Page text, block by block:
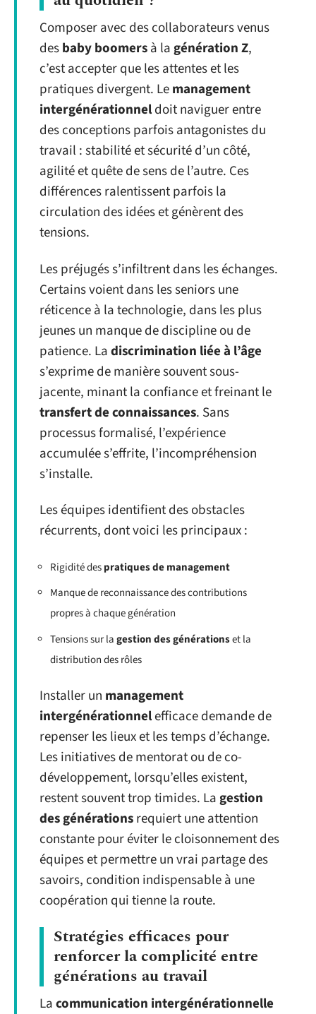
Composer avec des collaborateurs venus
desbaby boomersà lagénération Z,
c’est accepter que les attentes et les
pratiques divergent. Lemanagement
intergénérationneldoit naviguer entre
des conceptions parfois antagonistes du
travail : stabilité et sécurité d’un côté,
agilité et quête de sens de l’autre. Ces
différences ralentissent parfois la
circulation des idées et génèrent des
tensions.
Les préjugés s’infiltrent dans les échanges.
Certains voient dans les seniors une
réticence à la technologie, dans les plus
jeunes un manque de discipline ou de
patience. Ladiscrimination liée à l’âge
s’exprime de manière souvent sous-
jacente, minant la confiance et freinant le
transfert de connaissances. Sans
processus formalisé, l’expérience
accumulée s’effrite, l’incompréhension
s’installe.
Les équipes identifient des obstacles
récurrents, dont voici les principaux :
Rigidité despratiques de management
Manque de reconnaissance des contributions
propres à chaque génération
Tensions sur lagestion des générationset la
distribution des rôles
Installer un management
intergénérationnelefficace demande de
repenser les lieux et les temps d’échange.
Les initiatives de mentorat ou de co-
développement, lorsqu’elles existent,
restent souvent trop timides. Lagestion
des générationsrequiert une attention
constante pour éviter le cloisonnement des
équipes et permettre un vrai partage des
savoirs, condition indispensable à une
coopération qui tienne la route.
Stratégies efficaces pour
renforcer la complicité entre
générations au travail
Lacommunication intergénérationnelle